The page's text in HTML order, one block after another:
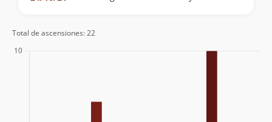
Total de ascensiones: 22